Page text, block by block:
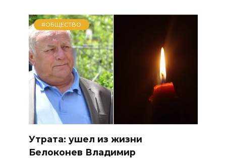
#ОБЩЕСТВО
Утрата: ушел из жизни
Белоконев Владимир